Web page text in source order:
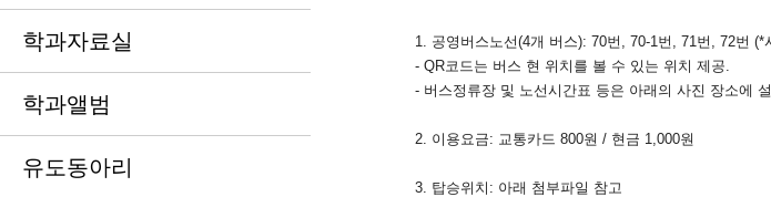
학과자료실
학과앨범
유도동아리
1. 공영버스노선(4개 버스): 70번, 70-1번, 71번, 72번
- QR코드는 버스 현 위치를 볼 수 있는 위치 제공.
- 버스정류장 및 노선시간표 등은 아래의 사진 장소에 설
2. 이용요금: 교통카드 800원 / 현금 1,000원
3. 탑승위치: 아래 첨부파일 참고